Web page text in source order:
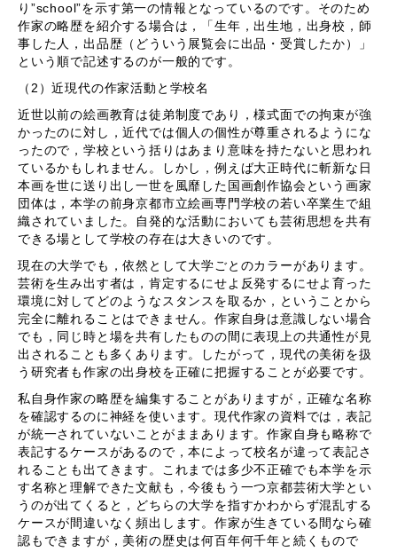
り ”school”を示す第一の情報となっているのです。そのため
作家の略歴を紹介する場合は，「生年，出生地，出身校，師
事した人，出品歴（どういう展覧会に出品・受賞したか）」
という順で記述するのが一般的です。
（2）近現代の作家活動と学校名
近世以前の絵画教育は徒弟制度であり，様式面での拘束が強
かったのに対し，近代では個人の個性が尊重されるようにな
ったので，学校という括りはあまり意味を持たないと思われ
ているかもしれません。しかし，例えば大正時代に斬新な日
本画を世に送り出し一世を風靡した国画創作協会という画家
団体は，本学の前身京都市立絵画専門学校の若い卒業生で組
織されていました。自発的な活動においても芸術思想を共有
できる場として学校の存在は大きいのです。
現在の大学でも，依然として大学ごとのカラーがあります。
芸術を生み出す者は，肯定するにせよ反発するにせよ育った
環境に対してどのようなスタンスを取るか，ということから
完全に離れることはできません。作家自身は意識しない場合
でも，同じ時と場を共有したものの間に表現上の共通性が見
出されることも多くあります。したがって，現代の美術を扱
う研究者も作家の出身校を正確に把握することが必要です。
私自身作家の略歴を編集することがありますが，正確な名称
を確認するのに神経を使います。現代作家の資料では，表記
が統一されていないことがままあります。作家自身も略称で
表記するケースがあるので，本によって校名が違って表記さ
れることも出てきます。これまでは多少不正確でも本学を示
す名称と理解できた文献も，今後もう一つ京都芸術大学とい
うのが出てくると，どちらの大学を指すかわからず混乱する
ケースが間違いなく頻出します。作家が生きている間なら確
認もできますが，美術の歴史は何百年何千年と続くもので